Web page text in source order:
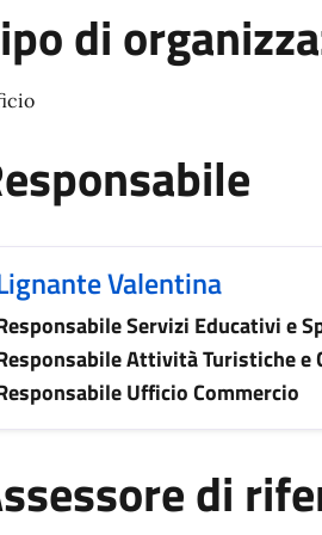
di
Valentina
Servizi Educativi e
Attività Turistiche e
Ufficio Commercio
di